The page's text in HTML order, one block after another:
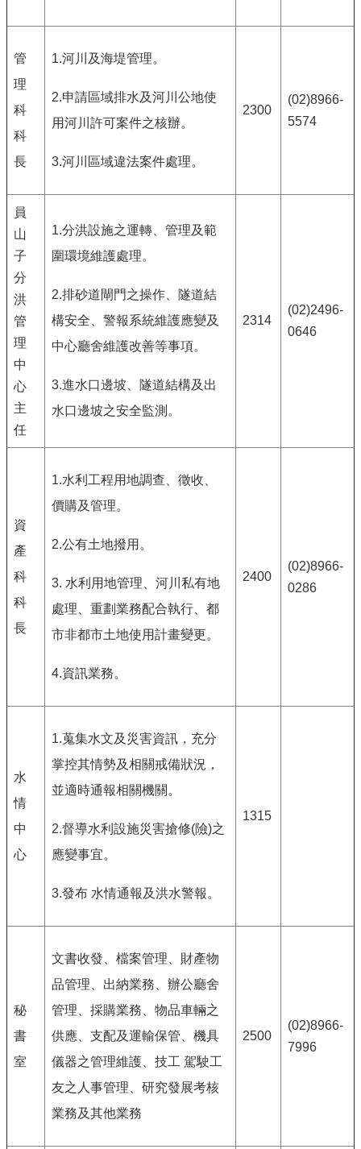
管
理
科
科
長
1.河川及海堤管理。
2.申請區域排水及河川公地使
用河川許可案件之核辦。
3.河川區域違法案件處理。
2300
(02)8966-
5574
員
山
子
分
洪
管
理
中
心
主
任
1.分洪設施之運轉、管理及範
圍環境維護處理。
2.排砂道閘門之操作、隧道結
構安全、警報系統維護應變及
中心廳舍維護改善等事項。
3.進水口邊坡、隧道結構及出
水口邊坡之安全監測。
2314
(02)2496-
0646
資
產
科
科
長
1.水利工程用地調查、徵收、
價購及管理。
2.公有土地撥用。
3. 水利用地管理、河川私有地
處理、重劃業務配合執行、都
市非都市土地使用計畫變更。
4.資訊業務。
2400
(02)8966-
0286
水
情
中
心
1.蒐集水文及災害資訊，充分
掌控其情勢及相關戒備狀況，
並適時通報相關機關。
2.督導水利設施災害搶修(險)之
應變事宜。
3.發布 水情通報及洪水警報。
1315
秘
書
室
文書收發、檔案管理、財產物
品管理、出納業務、辦公廳舍
管理、採購業務、物品車輛之
供應、支配及運輸保管、機具
儀器之管理維護、技工 駕駛工
友之人事管理、研究發展考核
業務及其他業務
2500
(02)8966-
7996